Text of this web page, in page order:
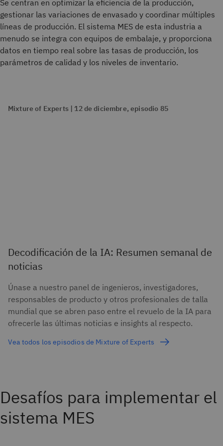
Se centran en optimizar la eficiencia de la producción,
gestionar las variaciones de envasado y coordinar múltiples
líneas de producción. El sistema MES de esta industria a
menudo se integra con equipos de embalaje, y proporciona
datos en tiempo real sobre las tasas de producción, los
parámetros de calidad y los niveles de inventario.
Mixture of Experts | 12 de diciembre, episodio 85
Decodificación de la IA: Resumen semanal de
noticias
Únase a nuestro panel de ingenieros, investigadores,
responsables de producto y otros profesionales de talla
mundial que se abren paso entre el revuelo de la IA para
ofrecerle las últimas noticias e insights al respecto.
Vea todos los episodios de Mixture of Experts
Desafíos para implementar el
sistema MES